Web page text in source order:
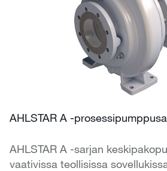
AHLSTAR A -
AHLSTAR A -sarjan
vaativissa teollisissa